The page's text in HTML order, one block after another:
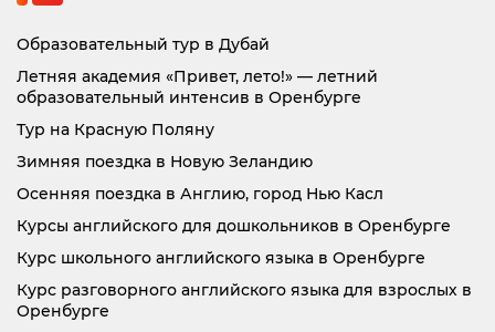
Образовательный тур в Дубай
Летняя академия «Привет, лето!» — летний
образовательный интенсив в Оренбурге
Тур на Красную Поляну
Зимняя поездка в Новую Зеландию
Осенняя поездка в Англию, город Нью Касл
Курсы английского для дошкольников в Оренбурге
Курс школьного английского языка в Оренбурге
Курс разговорного английского языка для взрослых в
Оренбурге